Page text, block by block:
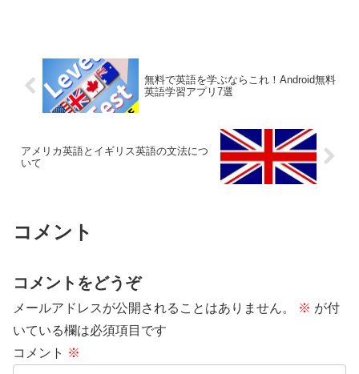
無料で英語を学ぶならこれ！Android無料
英語学習アプリ7選
アメリカ英語とイギリス英語の文法につ
いて
コメント
コメントをどうぞ
メールアドレスが公開されることはありません。 ※ が付
いている欄は必須項目です
コメント ※